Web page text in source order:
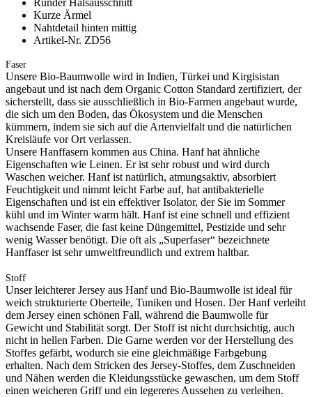
Kurze Ärmel
Nahtdetail hinten mittig
Artikel-Nr. ZD56
Faser
Unsere Bio-Baumwolle wird in Indien, Türkei und Kirgisistan
angebaut und ist nach dem Organic Cotton Standard zertifiziert, der
sicherstellt, dass sie ausschließlich in Bio-Farmen angebaut wurde,
die sich um den Boden, das Ökosystem und die Menschen
kümmern, indem sie sich auf die Artenvielfalt und die natürlichen
Kreisläufe vor Ort verlassen.
Unsere Hanffasern kommen aus China. Hanf hat ähnliche
Eigenschaften wie Leinen. Er ist sehr robust und wird durch
Waschen weicher. Hanf ist natürlich, atmungsaktiv, absorbiert
Feuchtigkeit und nimmt leicht Farbe auf, hat antibakterielle
Eigenschaften und ist ein effektiver Isolator, der Sie im Sommer
kühl und im Winter warm hält. Hanf ist eine schnell und effizient
wachsende Faser, die fast keine Düngemittel, Pestizide und sehr
wenig Wasser benötigt. Die oft als „Superfaser“ bezeichnete
Hanffaser ist sehr umweltfreundlich und extrem haltbar.
Stoff
Unser leichterer Jersey aus Hanf und Bio-Baumwolle ist ideal für
weich strukturierte Oberteile, Tuniken und Hosen. Der Hanf verleiht
dem Jersey einen schönen Fall, während die Baumwolle für
Gewicht und Stabilität sorgt. Der Stoff ist nicht durchsichtig, auch
nicht in hellen Farben. Die Garne werden vor der Herstellung des
Stoffes gefärbt, wodurch sie eine gleichmäßige Farbgebung
erhalten. Nach dem Stricken des Jersey-Stoffes, dem Zuschneiden
und Nähen werden die Kleidungsstücke gewaschen, um dem Stoff
einen weicheren Griff und ein legereres Aussehen zu verleihen.